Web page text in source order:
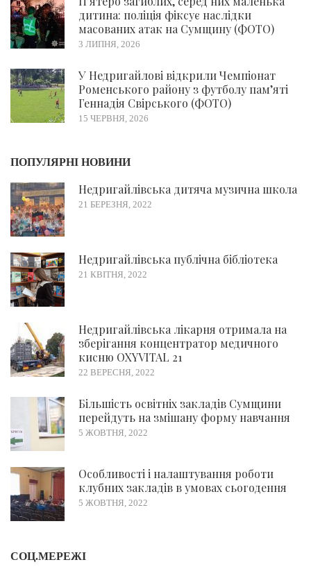
дитина: поліція фіксує наслідки
масованих атак на Сумщину (ФОТО)
3 ЛИПНЯ, 2026
У Недригайлові відкрили Чемпіонат
Роменського району з футболу пам’яті
Геннадія Свірського (ФОТО)
15 ЧЕРВНЯ, 2026
ПОПУЛЯРНІ НОВИНИ
Недригайлівська дитяча музична школа
21 БЕРЕЗНЯ, 2022
Недригайлівська публічна бібліотека
21 КВІТНЯ, 2022
Недригайлівська лікарня отримала на
зберігання концентратор медичного
кисню OXYVITAL 21
22 ВЕРЕСНЯ, 2022
Більшість освітніх закладів Сумщини
перейдуть на змішану форму навчання
5 ЖОВТНЯ, 2022
Особливості і налаштування роботи
клубних закладів в умовах сьогодення
5 ЖОВТНЯ, 2022
СОЦ.МЕРЕЖІ